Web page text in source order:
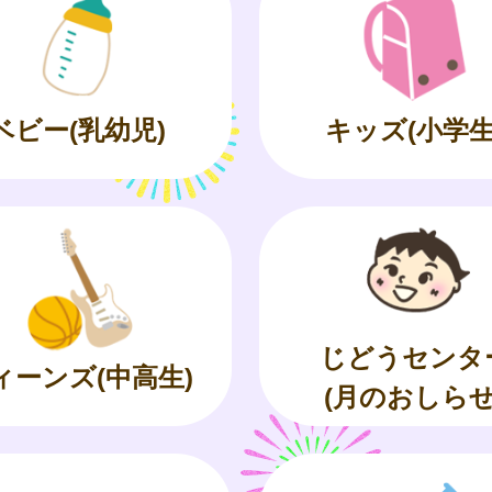
ビー(乳幼児) キッズ(小学
ーンズ(中高生)
じどうセンタ
(月のおしら